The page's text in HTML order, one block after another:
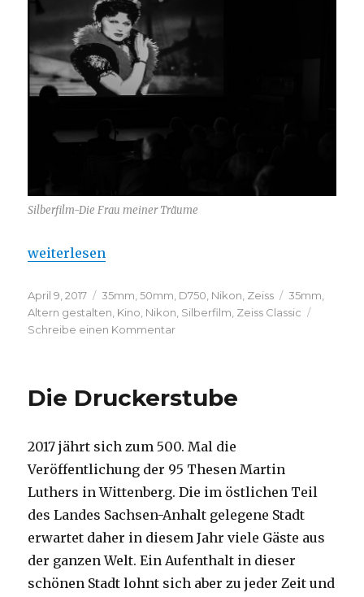
Silberfilm-Die Frau meiner Träume
„Blind Date“
weiterlesen
Veröffentlicht
am
April 9, 2017 Kategorien
35mm,50mm, D750, Nikon, Zeiss Schlagwörter
35mm,
Altern gestalten, Kino, Nikon, Silberfilm, Zeiss Classic
Schreibe einen Kommentarzu
Die Druckerstube
2017 jährt sich zum 500. Mal die
Veröffentlichung der 95 Thesen Martin
Luthers in Wittenberg. Die im östlichen Teil
des Landes Sachsen-Anhalt gelegene Stadt
erwartet daher in diesem Jahr viele Gäste aus
der ganzen Welt. Ein Aufenthalt in dieser
schönen Stadt lohnt sich aber zu jeder Zeit und